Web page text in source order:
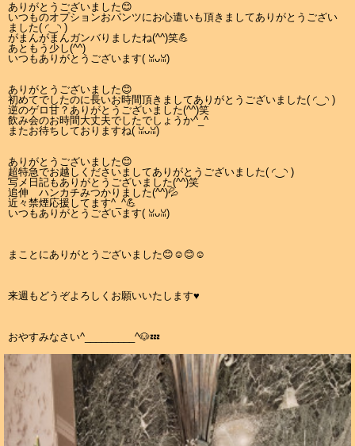
ありがとうございました😊
いつものオプションおパンツにお心遣いも頂きましてありがとうござい
ました( ⁠◜⁠‿⁠◝⁠ ⁠)⁠
がまんがまんガンバりましたね(⁠^⁠^⁠)笑💪
あともう少し(⁠^⁠^⁠)
いつもありがとうございます(⁠ ⁠ꈍ⁠ᴗ⁠ꈍ⁠)
ありがとうございました😊
初めてでしたのに長いお時間頂きましてありがとうございました(⁠ ⁠◜⁠‿⁠◝⁠ ⁠)⁠
逆のゲロ甘？ありがとうございました(⁠^⁠^⁠)笑
飲み会のお時間大丈夫でしたでしょうか^⁠_⁠^
またお待ちしておりますね(⁠ ⁠ꈍ⁠ᴗ⁠ꈍ⁠)
ありがとうございました😊
超特急でお越しくださいましてありがとうございました(⁠ ⁠◜⁠‿⁠◝⁠ ⁠)⁠
写メ日記もありがとうございました(⁠^⁠^⁠)笑
追伸 ハンカチみつかりました(⁠^⁠^⁠)💦
近々禁煙応援してます^⁠_⁠^💪
いつもありがとうございます(⁠ ⁠ꈍ⁠ᴗ⁠ꈍ⁠)
まことにありがとうございました😊☺️😊☺️
来週もどうぞよろしくお願いいたします♥️
おやすみなさい^⁠_⁠_⁠_⁠_⁠_⁠_⁠_⁠_⁠_⁠^🐶💤